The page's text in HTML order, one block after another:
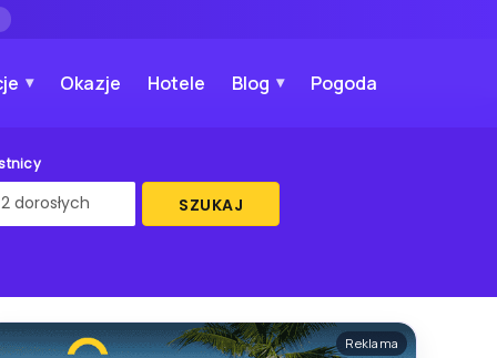
Okazje Hotele Blog Pogoda
SZUKAJ
Reklama